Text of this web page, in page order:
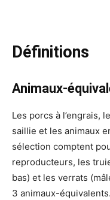
Définitions
Animaux-
Les porcs à l’engrais,
saillie et les animaux
sélection comptent
reproducteurs, les
bas) et les verrats
3 animaux-